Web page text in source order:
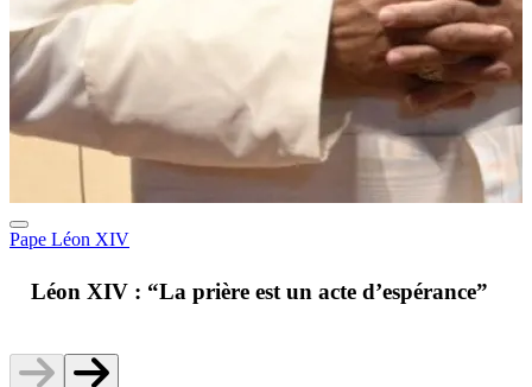
Pape Léon XIV
Léon XIV : “La prière est un acte d’espérance”